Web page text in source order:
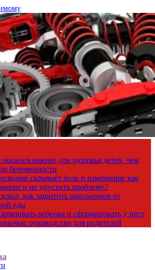
важнее для здоровья детей, чем
беременности
скрывает боль и изменения: как
и не упустить проблему?
как защитить школьников от
еды
ребенка и сформировать у него
руководство для родителей